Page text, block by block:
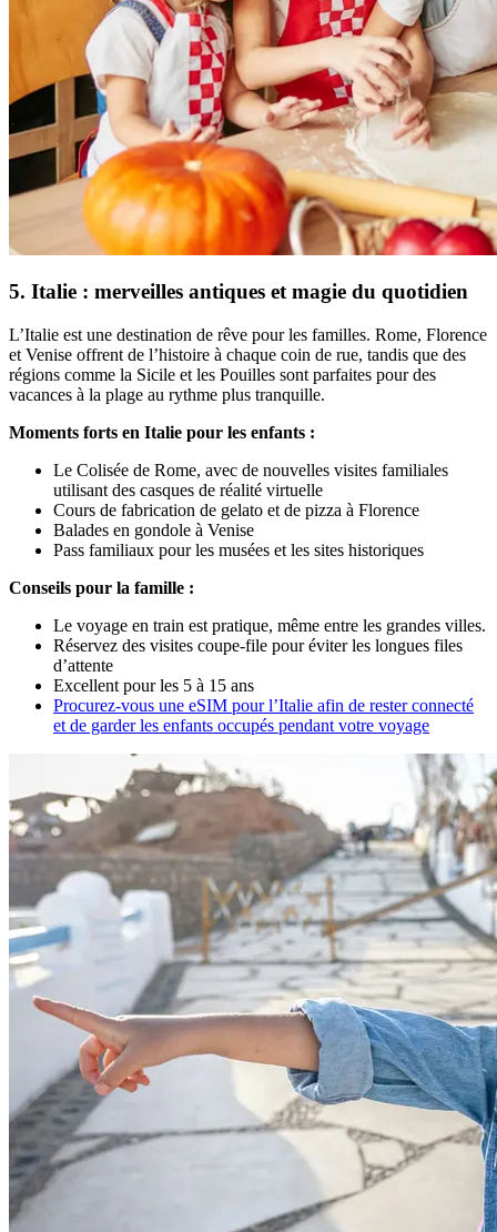
5. Italie : merveilles antiques et magie du quotidien
L’Italie est une destination de rêve pour les familles. Rome, Florence
et Venise offrent de l’histoire à chaque coin de rue, tandis que des
régions comme la Sicile et les Pouilles sont parfaites pour des
vacances à la plage au rythme plus tranquille.
Moments forts en Italie pour les enfants :
Le Colisée de Rome, avec de nouvelles visites familiales
utilisant des casques de réalité virtuelle
Cours de fabrication de gelato et de pizza à Florence
Balades en gondole à Venise
Pass familiaux pour les musées et les sites historiques
Conseils pour la famille :
Le voyage en train est pratique, même entre les grandes villes.
Réservez des visites coupe-file pour éviter les longues files
d’attente
Excellent pour les 5 à 15 ans
Procurez-vous une eSIM pour l’Italie afin de rester connecté
et de garder les enfants occupés pendant votre voyage